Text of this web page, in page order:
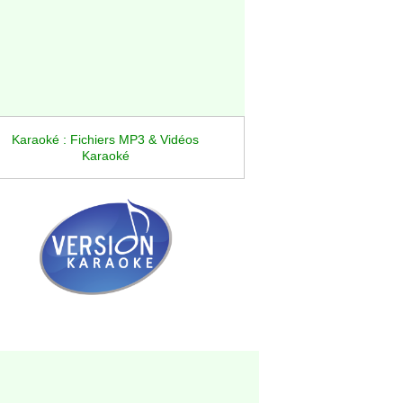
Karaoké : Fichiers MP3 & Vidéos
Karaoké